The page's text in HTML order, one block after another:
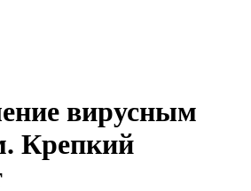
вирусным
Крепкий